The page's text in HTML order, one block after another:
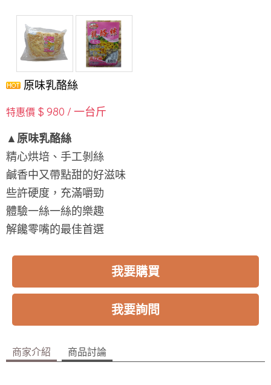
原味乳酪絲
特惠價 $ 980 / 一台斤
▲原味乳酪絲
精心烘培、手工剝絲
鹹香中又帶點甜的好滋味
些許硬度，充滿嚼勁
體驗一絲一絲的樂趣
解饞零嘴的最佳首選
我要購買
我要詢問
商家介紹 商品討論